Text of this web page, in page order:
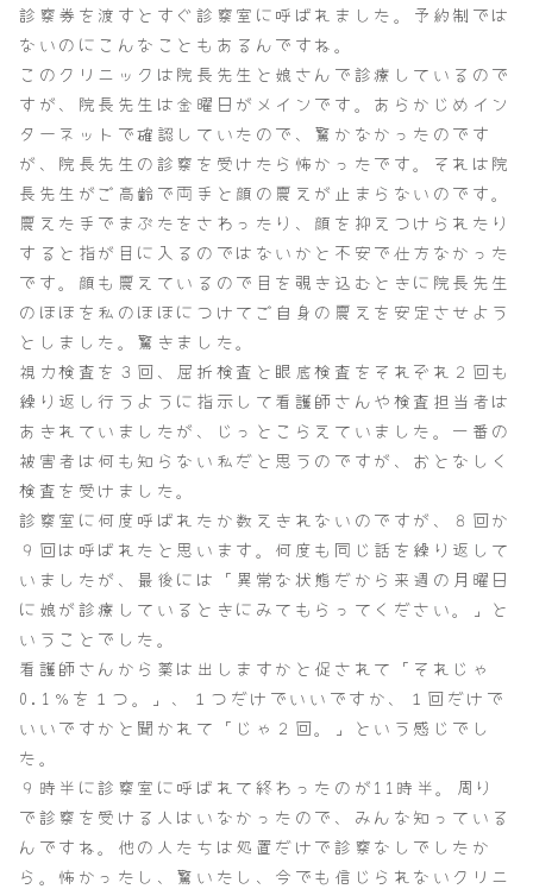
診察券を渡すとすぐ診察室に呼ばれました。予約制では
ないのにこんなこともあるんですね。
このクリニックは院長先生と娘さんで診療しているので
すが、院長先生は金曜日がメインです。あらかじめイン
ターネットで確認していたので、驚かなかったのです
が、院長先生の診察を受けたら怖かったです。それは院
長先生がご高齢で両手と顔の震えが止まらないのです。
震えた手でまぶたをさわったり、顔を抑えつけられたり
すると指が目に入るのではないかと不安で仕方なかった
です。顔も震えているので目を覗き込むときに院長先生
のほほを私のほほにつけてご自身の震えを安定させよう
としました。驚きました。
視力検査を３回、屈折検査と眼底検査をそれぞれ２回も
繰り返し行うように指示して看護師さんや検査担当者は
あきれていましたが、じっとこらえていました。一番の
被害者は何も知らない私だと思うのですが、おとなしく
検査を受けました。
診察室に何度呼ばれたか数えきれないのですが、８回か
９回は呼ばれたと思います。何度も同じ話を繰り返して
いましたが、最後には「異常な状態だから来週の月曜日
に娘が診療しているときにみてもらってください。」と
いうことでした。
看護師さんから薬は出しますかと促されて「それじゃ
0.1％を１つ。」、１つだけでいいですか、１回だけで
いいですかと聞かれて「じゃ２回。」という感じでし
た。
９時半に診察室に呼ばれて終わったのが11時半。周り
で診察を受ける人はいなかったので、みんな知っている
んですね。他の人たちは処置だけで診察なしでしたか
ら。怖かったし、驚いたし、今でも信じられないクリニ